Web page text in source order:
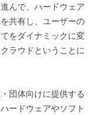
んで、ハードウェア
共有し、ユーザーの
をダイナミックに変
ラウドということに
団体向けに提供する
ードウェアやソフト